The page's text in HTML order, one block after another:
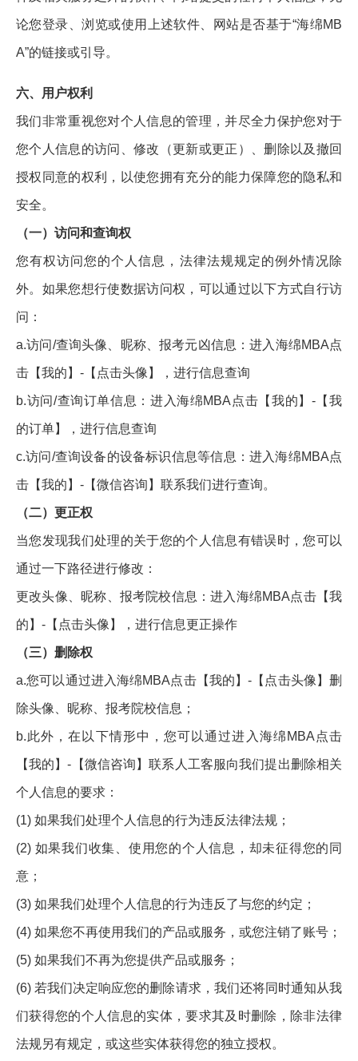
论您登录、浏览或使用上述软件、网站是否基于“海绵MB
A”的链接或引导。
六、用户权利
我们非常重视您对个人信息的管理，并尽全力保护您对于
您个人信息的访问、修改（更新或更正）、删除以及撤回
授权同意的权利，以使您拥有充分的能力保障您的隐私和
安全。
（一）访问和查询权
您有权访问您的个人信息，法律法规规定的例外情况除
外。如果您想行使数据访问权，可以通过以下方式自行访
问：
a.访问/查询头像、昵称、报考元凶信息：进入海绵MBA点
击【我的】-【点击头像】，进行信息查询
b.访问/查询订单信息：进入海绵MBA点击【我的】-【我
的订单】，进行信息查询
c.访问/查询设备的设备标识信息等信息：进入海绵MBA点
击【我的】-【微信咨询】联系我们进行查询。
（二）更正权
当您发现我们处理的关于您的个人信息有错误时，您可以
通过一下路径进行修改：
更改头像、昵称、报考院校信息：进入海绵MBA点击【我
的】-【点击头像】，进行信息更正操作
（三）删除权
a.您可以通过进入海绵MBA点击【我的】-【点击头像】删
除头像、昵称、报考院校信息；
b.此外，在以下情形中，您可以通过进入海绵MBA点击
【我的】-【微信咨询】联系人工客服向我们提出删除相关
个人信息的要求：
(1) 如果我们处理个人信息的行为违反法律法规；
(2) 如果我们收集、使用您的个人信息，却未征得您的同
意；
(3) 如果我们处理个人信息的行为违反了与您的约定；
(4) 如果您不再使用我们的产品或服务，或您注销了账号；
(5) 如果我们不再为您提供产品或服务；
(6) 若我们决定响应您的删除请求，我们还将同时通知从我
们获得您的个人信息的实体，要求其及时删除，除非法律
法规另有规定，或这些实体获得您的独立授权。